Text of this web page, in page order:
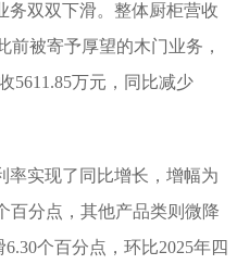
务双双下滑。整体厨柜营收
前被寄予厚望的木门业务，
5611.85万元，同比减少
率实现了同比增长，增幅为
百分点，其他产品类则微降
个百分点，环比2025年四